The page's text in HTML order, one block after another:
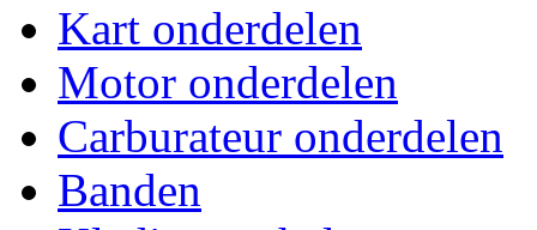
Kart onderdelen
Motor onderdelen
Carburateur onderdelen
Banden